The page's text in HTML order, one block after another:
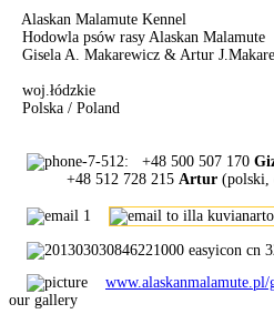
Alaskan Malamute Kennel
Hodowla psów rasy Alaskan Malamute
Gisela A. Makarewicz & Artur
woj.łódzkie
Polska / Poland
: +48 500 507 170
+48 512 728 215 Artur (polski,
www.alaskanmalamute.pl/
our gallery